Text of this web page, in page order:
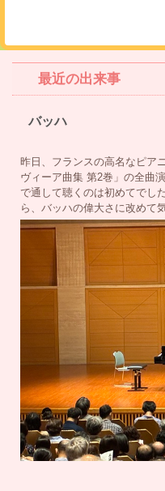
最近の出来事
バッハ
昨日、フランスの高名なピア
ヴィーア曲集 第2巻」の全曲
で通して聴くのは初めてでし
ら、バッハの偉大さに改めて